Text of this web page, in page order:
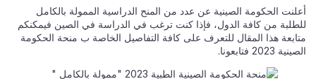
الحكومة الصينية عن عدد من المنح الدراسية الممولة بالكامل
من كافة الدول، فإذا كنت ترغب في الدراسة في الصين فيمكنكم
هذا المقال للتعرف على كافة التفاصيل الخاصة ب منحة الحكومة
2023 فتابعونا.